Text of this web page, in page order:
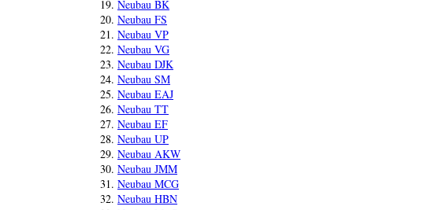
Neubau BK
Neubau FS
Neubau VP
Neubau VG
Neubau DJK
Neubau SM
Neubau EAJ
Neubau TT
Neubau EF
Neubau UP
Neubau AKW
Neubau JMM
Neubau MCG
Neubau HBN